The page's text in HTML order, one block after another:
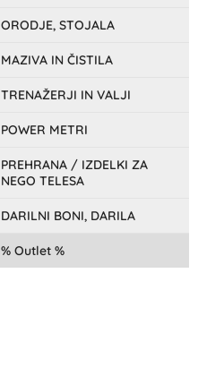
ORODJE, STOJALA
MAZIVA IN ČISTILA
TRENAŽERJI IN VALJI
POWER METRI
PREHRANA / IZDELKI ZA
NEGO TELESA
DARILNI BONI, DARILA
Outlet